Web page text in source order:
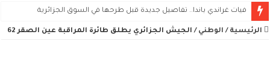
فيات غراندي باندا.. تفاصيل جديدة قبل طرحها في السوق الجزائرية
الرئيسية / الوطني / الجيش الجزائري يطلق طائرة المراقبة عين الصقر 62